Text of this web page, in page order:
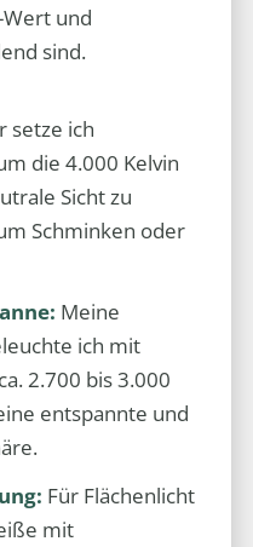
und
sind.
setze ich
die 4.000 Kelvin
Sicht zu
Schminken oder
Meine
ich mit
2.700 bis 3.000
entspannte und
Für Flächenlicht
mit